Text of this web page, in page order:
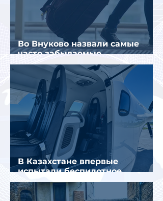
Во Внуково назвали самые
часто забываемые
пассажирами вещи
В Казахстане впервые
испытали беспилотное
аэротакси с пассажирами